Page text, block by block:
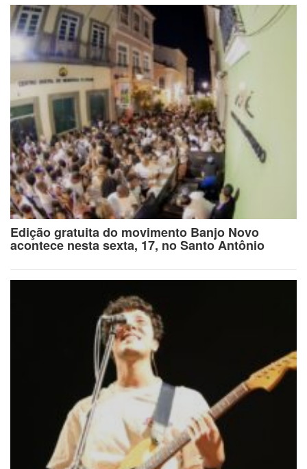
Edição gratuita do movimento Banjo Novo
acontece nesta sexta, 17, no Santo Antônio